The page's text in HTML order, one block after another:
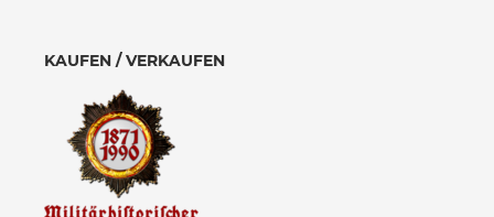
KAUFEN / VERKAUFEN